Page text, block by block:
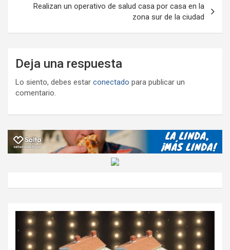
Realizan un operativo de salud casa por casa en la
zona sur de la ciudad
Deja una respuesta
Lo siento, debes estar conectado para publicar un
comentario.